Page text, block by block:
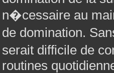
n�cessaire au
de domination.
serait difficile de
routines